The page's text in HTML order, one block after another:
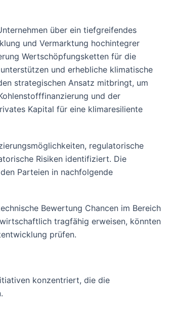
über ein tiefgreifendes
und Vermarktung hochintegrer
Wertschöpfungsketten für die
und erhebliche klimatische
strategischen Ansatz mitbringt, um
und der
Kapital für eine klimaresiliente
regulatorische
Risiken identifiziert. Die
Parteien in nachfolgende
Bewertung Chancen im Bereich
tragfähig erweisen, könnten
prüfen.
konzentriert, die die